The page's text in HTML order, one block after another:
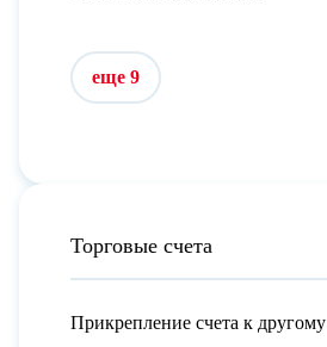
еще 9
Торговые счета
Прикрепление счета к другому